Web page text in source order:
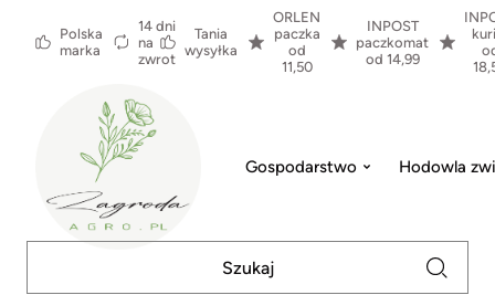
Polska
marka
14 dni
na
zwrot
Tania
wysyłka
ORLEN
paczka
od
11,50
INPOST
paczkomat
od 14,99
Gospodarstwo Hodowla